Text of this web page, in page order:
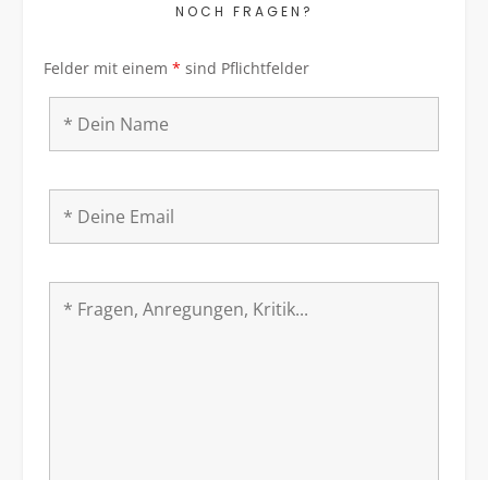
NOCH FRAGEN?
Felder mit einem * sind Pflichtfelder